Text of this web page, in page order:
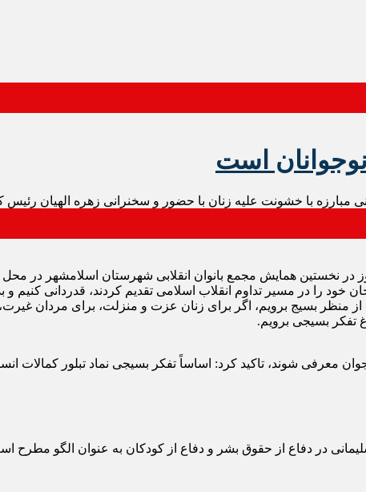
است
مبارزه با خشونت علیه زنان با حضور و سخنرانی زهره الهیان
نخستین همایش مجمع بانوان انقلابی شهرستان اسلامشهر در محل
خود را در مسیر تداوم انقلاب اسلامی تقدیم کردند، قدردانی کنیم
منظر بسیج برویم، اگر برای زنان عزت و منزلت، برای مردان
تفکر بسیجی برویم.
جوان معرفی شوند، تاکید کرد: اساساً تفکر بسیجی نماد تبلور
در دفاع از حقوق بشر و دفاع از کودکان به عنوان الگو مطرح